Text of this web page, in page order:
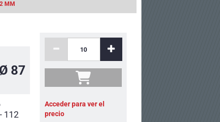
MM
87
112
Acceder para ver el
precio